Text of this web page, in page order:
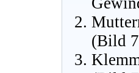
(Bild